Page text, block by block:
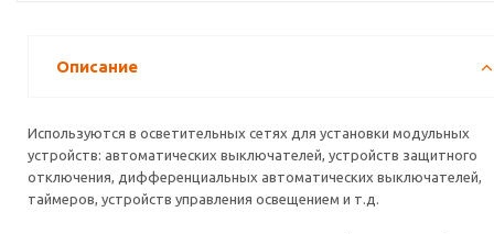
Описание
Используются в осветительных сетях для установки модульных
устройств: автоматических выключателей, устройств защитного
отключения, дифференциальных автоматических выключателей,
таймеров, устройств управления освещением и т.д.